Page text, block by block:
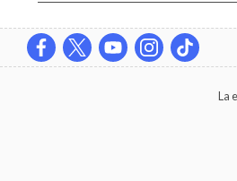
La